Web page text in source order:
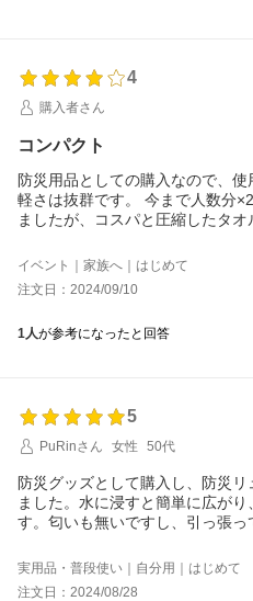
4
購入者さん
コンパクト
防災用品としての購入なので、
軽さは抜群です。 今まで人数分
ましたが、コスパと圧縮したタオ
一応「衛生上人体への使用は使
ますが、それは布製のタオルで
ています。
イベント｜家族へ｜はじめて
注文日：2024/09/10
1人が参考になったと回答
5
PuRinさん
女性 50代
防災グッズとして購入し、防災
ました。水に浸すと簡単に広が
す。匂いも無いですし、引っ張っ
後も、特に問題なく使用できま
すが、非常時には繰り返し使用で
も取らないのがいいですね。
実用品・普段使い｜自分用｜はじめて
注文日：2024/08/28